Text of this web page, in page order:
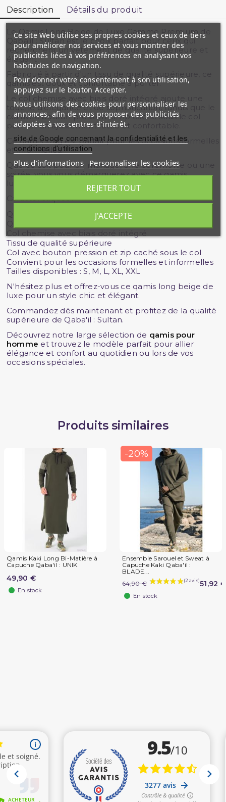
Description Détails du produit
Le Qamis Long Beige de Luxe Gamme Premium de
Qaba'il : Sultan est le choix parfait pour ceux qui
recherchent un vêtement de qualité supérieure et
élégant.
Fabriqué à partir d'un tissu de qualité supérieure, ce
qamis est doux et confortable à porter.
touche d'élégance et de sophistication, tandis que le
col avec bouton pression et zip caché sous le col
permet un ajustement facile et confortable.
Ce qamis long est parfait pour les occasions formelles
et informelles.
Que ce soit pour un mariage, une cérémonie ou une
soirée, vous vous démarquerez avec ce qamis
Caractéristiques :
Qamis Long Beige de Luxe Gamme Premium de
Tissu de qualité supérieure
Col avec bouton pression et zip caché sous le col
Convient pour les occasions formelles et informelles
Tailles disponibles : S, M, L, XL, XXL
N'hésitez plus et offrez-vous ce qamis long beige de
luxe pour un style chic et élégant.
Commandez dès maintenant et profitez de la qualité
supérieure de Qaba'il : Sultan.
Découvrez notre large sélection de qamis pour
homme et trouvez le modèle parfait pour allier
élégance et confort au quotidien ou lors de vos
occasions spéciales.
Produits similaires
Qamis Kaki Long Bi-Matière à
Capuche Qaba'il : UNIK
49,90 €
En stock
-20%
Ensemble Sarouel et Sweat à
Capuche Kaki Qaba'il :
BLADE...
64,90 €
51,92 €
En stock
Ce site Web utilise ses propres cookies et ceux de tiers
pour améliorer nos services et vous montrer des
publicités liées à vos préférences en analysant vos
habitudes de navigation.
Pour donner votre consentement à son utilisation,
appuyez sur le bouton Accepter.
Nous utilisons des cookies pour personnaliser les
annonces, afin de vous proposer des publicités
adaptées à vos centres d'intérêt.
site de Google concernant la confidentialité et les
conditions d'utilisation
Plus d'informations Personnaliser les cookies
REJETER TOUT
J'ACCEPTE